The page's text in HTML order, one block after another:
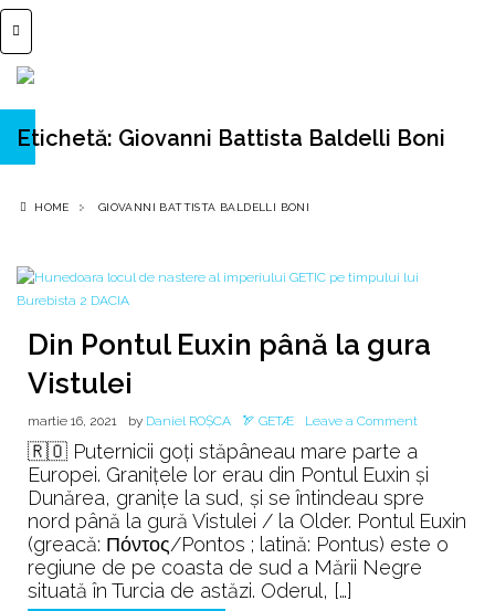
Etichetă: Giovanni Battista Baldelli Boni
HOME GIOVANNI BATTISTA BALDELLI BONI
Din Pontul Euxin până la gura
Vistulei
martie 16, 2021 by Daniel ROȘCA 🏹 GETÆ Leave a Commenton
Pontul
Euxin
până
🇷🇴 Puternicii goți stăpâneau mare parte a
Europei. Granițele lor erau din Pontul Euxin și
Dunărea, granițe la sud, și se întindeau spre
nord până la gură Vistulei / la Older. Pontul Euxin
(greacă: Πόντος/Pontos ; latină: Pontus) este o
regiune de pe coasta de sud a Mării Negre
situată în Turcia de astăzi. Oderul, […]